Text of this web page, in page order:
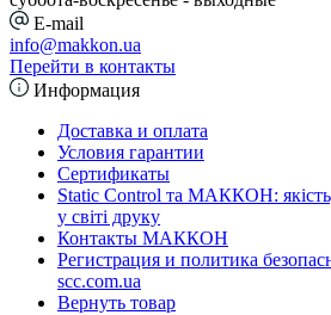
E-mail
info@makkon.ua
Перейти в контакты
Информация
Доставка и оплата
Условия гарантии
Сертификаты
Static Control та МАККОН: якість,
у світі друку
Контакты МАККОН
Регистрация и политика
scc.com.ua
Вернуть товар